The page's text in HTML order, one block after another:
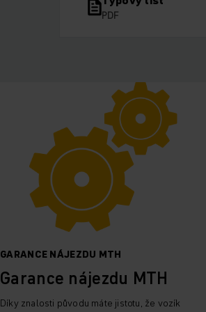
PDF
GARANCE NÁJEZDU MTH
Garance nájezdu MTH
Díky znalosti původu máte jistotu, že vozík